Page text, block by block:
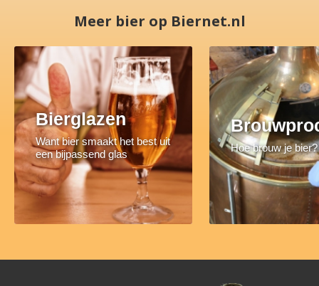
Meer bier op Biernet.nl
Bierglazen
Want bier smaakt het best uit
een bijpassend glas
Hoe brouw je bier?